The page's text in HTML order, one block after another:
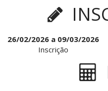
26/02/2026 a 09/03/2026
Inscrição